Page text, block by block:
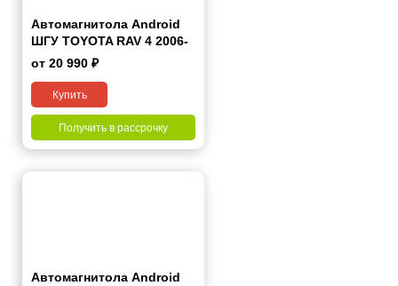
Автомагнитола Android
ШГУ TOYOTA RAV 4 2006-
2012 7"
от 20 990 ₽
Купить
Получить в рассрочку
Автомагнитола Android